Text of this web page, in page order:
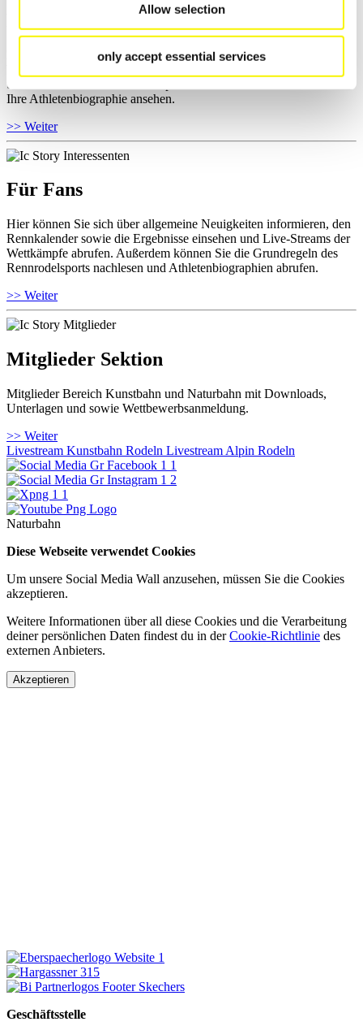
Allow selection
only accept essential services
Hier können Sie das aktuelle Regelwerk sowie Richtlinien zu
und Informationen zu Wettkämpfen abrufen. Außerdem können Sie
Ihre Athletenbiographie ansehen.
>> Weiter
Für Fans
Hier können Sie sich über allgemeine Neuigkeiten informieren, den
Rennkalender sowie die Ergebnisse einsehen und Live-Streams der
Wettkämpfe abrufen. Außerdem können Sie die Grundregeln des
Rennrodelsports nachlesen und Athletenbiographien abrufen.
>> Weiter
Mitglieder Sektion
Mitglieder Bereich Kunstbahn und Naturbahn mit Downloads,
Unterlagen und sowie Wettbewerbsanmeldung.
>> Weiter
Livestream Kunstbahn Rodeln Livestream Alpin Rodeln
Naturbahn
Diese Webseite verwendet Cookies
Um unsere Social Media Wall anzusehen, müssen Sie die Cookies
akzeptieren.
Weitere Informationen über all diese Cookies und die Verarbeitung
deiner persönlichen Daten findest du in derCookie-Richtlinie des
externen Anbieters.
Akzeptieren
Geschäftsstelle